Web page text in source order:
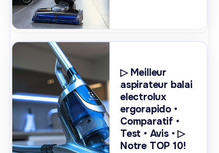
▷ Meilleur
aspirateur balai
electrolux
ergorapido •
Comparatif •
Test • Avis • ▷
Notre TOP 10!